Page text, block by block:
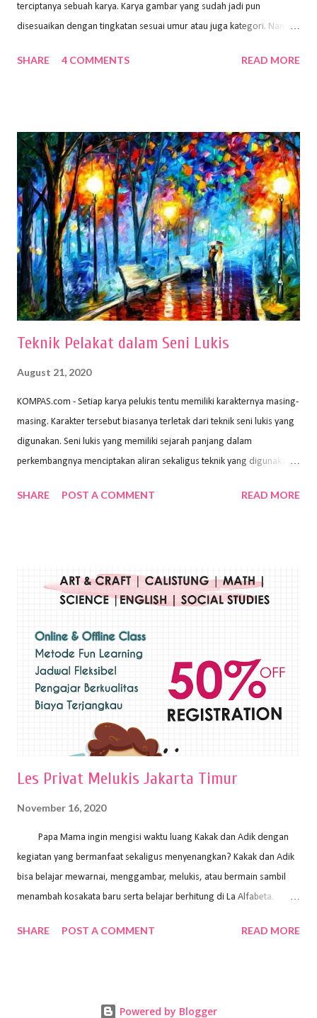
terciptanya sebuah karya. Karya gambar yang sudah jadi pun
disesuaikan dengan tingkatan sesuai umur atau juga kategori. Namun,
sehingga hasilnya bisa dilihat. Peran alat dan bahan sangat
memiliki spesifikasi berbeda sesuai jenisnya. Berikut peralatan
menggambar bentuk: 1. Kertas Gambar Kegiatan menggambar
membutuhkan kertas yang baik agar proses pembuatan gambar lebih
nyaman dan maksimal. Bahan kertas yang baik salah satu syaratnya
adalah tidak mudah sobek, mengingat menggambar merupakan
proses menggores dan menghapus. Kertas adalah bahan yang paling
ideal digunakan untuk menggambar. Dalam menggambar
menggunakan pen...
SHARE 4 COMMENTS READ MORE
Teknik Pelakat dalam Seni Lukis
August 21, 2020
KOMPAS.com - Setiap karya pelukis tentu memiliki karakternya masing-
masing. Karakter tersebut biasanya terletak dari teknik seni lukis yang
digunakan. Seni lukis yang memiliki sejarah panjang dalam
perkembangnya menciptakan aliran sekaligus teknik yang digunakan.
Wayan Kun Adnyana, teknik yang berbeda tentunya akan
menggunakan bahan dasar cat air, cat akrilik, atau cat minyak dengan
sapuan warna cat yang tebal. Dengan memberikan sapuan warna
pelukis untuk menghasilkan lukisan yang mempesona dan tentunya
bernilai tinggi. Ciri teknik plakat Ciri-ciri teknik plakat, yaitu: Sapuan
warna yang kental dan tebal. Hasil lukisan menutupi seluruh bagian
medianya Mem...
SHARE POST A COMMENT READ MORE
Les Privat Melukis Jakarta Timur
November 16, 2020
Papa Mama ingin mengisi waktu luang Kakak dan Adik dengan
kegiatan yang bermanfaat sekaligus menyenangkan? Kakak dan Adik
bisa belajar mewarnai, menggambar, melukis, atau bermain sambil
menambah kosakata baru serta belajar berhitung di La Alfabeta.
kok untuk mengajar dengan metode yang fun, La Alfabeta
SHARE POST A COMMENT READ MORE
Powered by Blogger